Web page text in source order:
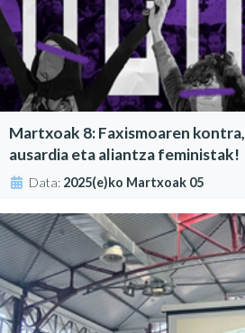
Martxoak 8: Faxismoaren kontra,
ausardia eta aliantza feministak!
Data: 2025(e)ko Martxoak 05